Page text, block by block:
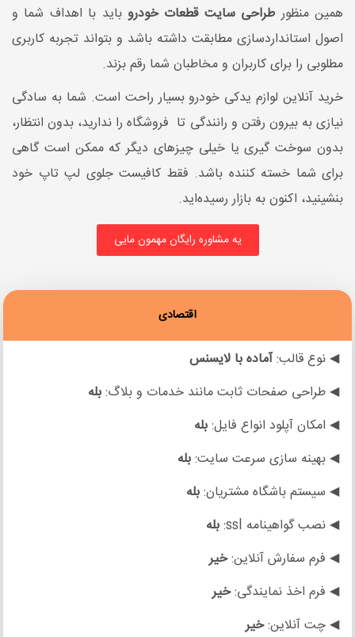
همین منظورطراحی سایت قطعات خودرو باید با اهداف شما و
اصول استانداردسازی مطابقت داشته باشد و بتواند تجربه کاربری
مطلوبی را برای کاربران و مخاطبان شما رقم بزند.
خرید آنلاین لوازم یدکی خودرو بسیار راحت است. شما به سادگی
نیازی به بیرون رفتن و رانندگی تا فروشگاه را ندارید، بدون انتظار،
بدون سوخت گیری یا خیلی چیزهای دیگر که ممکن است گاهی
برای شما خسته کننده باشد. فقط کافیست جلوی لپ تاپ خود
بنشینید، اکنون به بازار رسیده‌اید.
یه مشاوره رایگان مهمون مایی
اقتصادی
◀ نوع قالب:آماده با لایسنس
◀ طراحی صفحات ثابت مانند خدمات و بلاگ:بله
◀ امکان آپلود انواع فایل:بله
◀ بهینه سازی سرعت سایت:بله
◀ سیستم باشگاه مشتریان:بله
◀ نصب گواهینامه ssl:
بله
◀ فرم سفارش آنلاین:خیر
◀ فرم اخذ نمایندگی:خیر
◀ چت آنلاین:خیر